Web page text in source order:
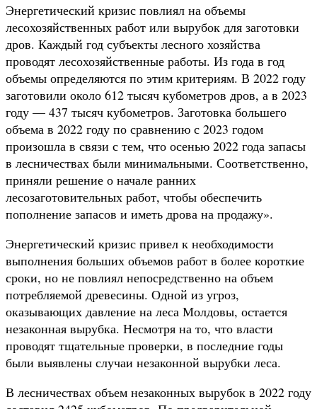
Энергетический кризис повлиял на объемы
лесохозяйственных работ или вырубок для заготовки
дров. Каждый год субъекты лесного хозяйства
проводят лесохозяйственные работы. Из года в год
объемы определяются по этим критериям. В 2022 году
заготовили около 612 тысяч кубометров дров, а в 2023
году — 437 тысяч кубометров. Заготовка большего
объема в 2022 году по сравнению с 2023 годом
произошла в связи с тем, что осенью 2022 года запасы
в лесничествах были минимальными. Соответственно,
приняли решение о начале ранних
лесозаготовительных работ, чтобы обеспечить
пополнение запасов и иметь дрова на продажу».
Энергетический кризис привел к необходимости
выполнения больших объемов работ в более короткие
сроки, но не повлиял непосредственно на объем
потребляемой древесины. Одной из угроз,
оказывающих давление на леса Молдовы, остается
незаконная вырубка. Несмотря на то, что власти
проводят тщательные проверки, в последние годы
были выявлены случаи незаконной вырубки леса.
В лесничествах объем незаконных вырубок в 2022 году